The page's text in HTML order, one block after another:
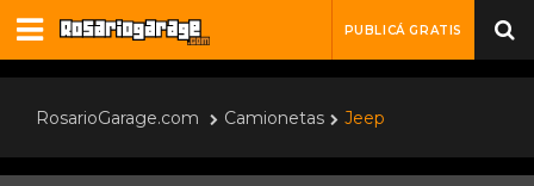
PUBLICÁ GRATIS
RosarioGarage.com Camionetas Jeep